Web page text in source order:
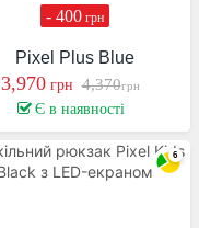
Pixel Plus Blue
3,970грн 4,370грн
- 400грн
Є в наявності